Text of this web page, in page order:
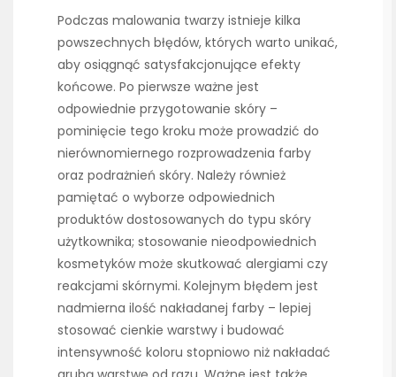
Podczas malowania twarzy istnieje kilka
powszechnych błędów, których warto unikać,
aby osiągnąć satysfakcjonujące efekty
końcowe. Po pierwsze ważne jest
odpowiednie przygotowanie skóry –
pominięcie tego kroku może prowadzić do
nierównomiernego rozprowadzenia farby
oraz podrażnień skóry. Należy również
pamiętać o wyborze odpowiednich
produktów dostosowanych do typu skóry
użytkownika; stosowanie nieodpowiednich
kosmetyków może skutkować alergiami czy
reakcjami skórnymi. Kolejnym błędem jest
nadmierna ilość nakładanej farby – lepiej
stosować cienkie warstwy i budować
intensywność koloru stopniowo niż nakładać